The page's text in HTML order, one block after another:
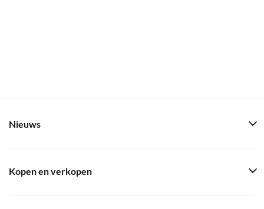
Nieuws
Kopen en verkopen